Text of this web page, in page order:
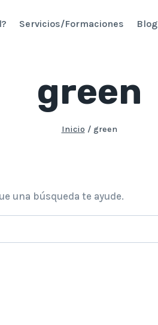
Servicios/Formaciones Blog
green
Inicio / green
una búsqueda te ayude.